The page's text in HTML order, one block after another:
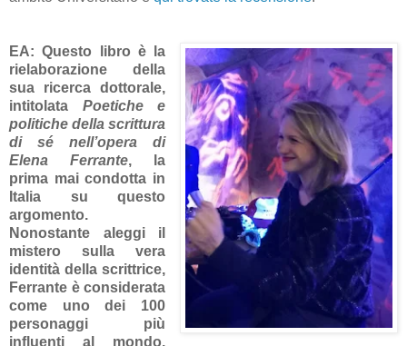
EA:Questo libro è la
rielaborazione della
sua ricerca dottorale,
intitolata Poetiche e
politiche della scrittura
di sé nell’opera di
Elena Ferrante, la
prima mai condotta in
Italia su questo
argomento.
Nonostante aleggi il
mistero sulla vera
identità della scrittrice,
Ferrante è considerata
come uno dei 100
personaggi più
influenti al mondo.